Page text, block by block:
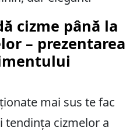
cizme până la
– prezentarea
mai sus te fac
tendința cizmelor a